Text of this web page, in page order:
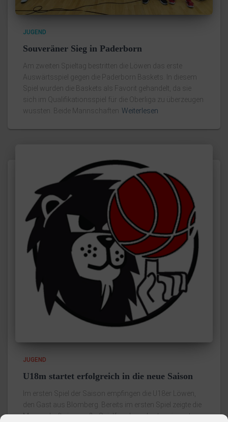
JUGEND
Souveräner Sieg in Paderborn
Am zweiten Spieltag bestritten die Löwen das erste
Auswärtsspiel gegen die Paderborn Baskets. In diesem
Spiel wurden die Baskets als Favorit gehandelt, da sie
sich im Qualifikationsspiel für die Oberliga zu überzeugen
wussten. Beide Mannschaften Weiterlesen
JUGEND
U18m startet erfolgreich in die neue Saison
Im ersten Spiel der Saison empfingen die U18er Löwen,
den Gast aus Blomberg. Bereits im ersten Spiel zeigte die
Mannschaft eine große Spielfreude und setze ein erstes